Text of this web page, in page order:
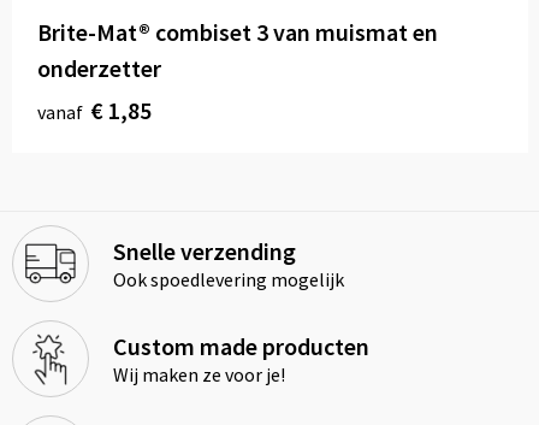
Brite-Mat® combiset 3 van muismat en
onderzetter
vanaf € 1,85
Snelle verzending
Ook spoedlevering mogelijk
Custom made producten
Wij maken ze voor je!